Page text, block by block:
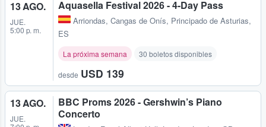
13 AGO.
JUE.
5:00 p. m.
Aquasella Festival 2026 - 4-Day Pass
Arriondas, Cangas de Onís, Principado de Asturias,
ES
La próxima semana 30 boletos disponibles
desde USD 139
13 AGO.
JUE.
BBC Proms 2026 - Gershwin’s Piano
Concerto